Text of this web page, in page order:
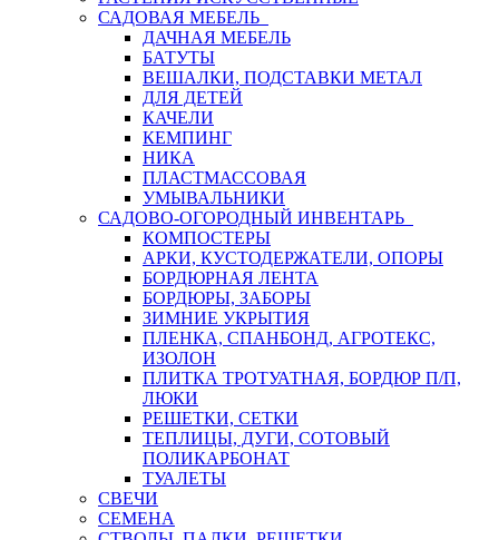
САДОВАЯ МЕБЕЛЬ
ДАЧНАЯ МЕБЕЛЬ
БАТУТЫ
ВЕШАЛКИ, ПОДСТАВКИ МЕТАЛ
ДЛЯ ДЕТЕЙ
КАЧЕЛИ
КЕМПИНГ
НИКА
ПЛАСТМАССОВАЯ
УМЫВАЛЬНИКИ
САДОВО-ОГОРОДНЫЙ ИНВЕНТАРЬ
КОМПОСТЕРЫ
АРКИ, КУСТОДЕРЖАТЕЛИ, ОПОРЫ
БОРДЮРНАЯ ЛЕНТА
БОРДЮРЫ, ЗАБОРЫ
ЗИМНИЕ УКРЫТИЯ
ПЛЕНКА, СПАНБОНД, АГРОТЕКС,
ИЗОЛОН
ПЛИТКА ТРОТУАТНАЯ, БОРДЮР П/П,
ЛЮКИ
РЕШЕТКИ, СЕТКИ
ТЕПЛИЦЫ, ДУГИ, СОТОВЫЙ
ПОЛИКАРБОНАТ
ТУАЛЕТЫ
СВЕЧИ
СЕМЕНА